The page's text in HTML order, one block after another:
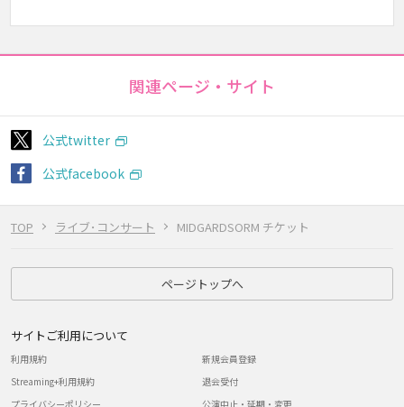
TOP ライブ･コンサート MIDGARDSORM チケット
関連ページ・サイト
公式twitter
公式facebook
ページトップへ
サイトご利用について
利用規約
Streaming+利用規約
プライバシーポリシー
新規会員登録
退会受付
公演中止・延期・変更